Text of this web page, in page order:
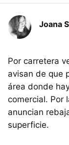
Joana
Por carretera
avisan de que
área donde
comercial. Por
anuncian
superficie.